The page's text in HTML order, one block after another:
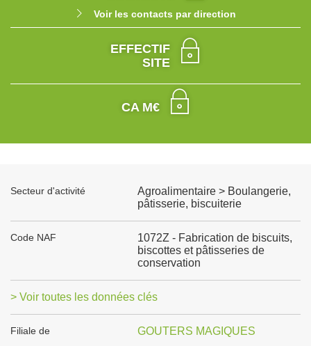
Voir les contacts par direction
EFFECTIF
SITE
CA M€
Secteur d'activité
Agroalimentaire > Boulangerie,
pâtisserie, biscuiterie
Code NAF
1072Z - Fabrication de biscuits,
biscottes et pâtisseries de
conservation
> Voir toutes les données clés
Filiale de GOUTERS MAGIQUES